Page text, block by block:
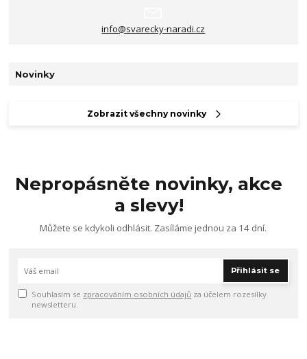
info@svarecky-naradi.cz
Novinky
Zobrazit všechny novinky
Nepropásněte novinky, akce
a slevy!
Můžete se kdykoli odhlásit. Zasíláme jednou za 14 dní.
Přihlásit se
Souhlasím se zpracováním osobních údajů za účelem rozesílky
newsletteru.